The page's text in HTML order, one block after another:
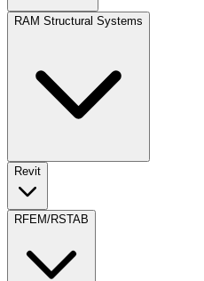
RAM Structural Systems
Revit
RFEM/RSTAB